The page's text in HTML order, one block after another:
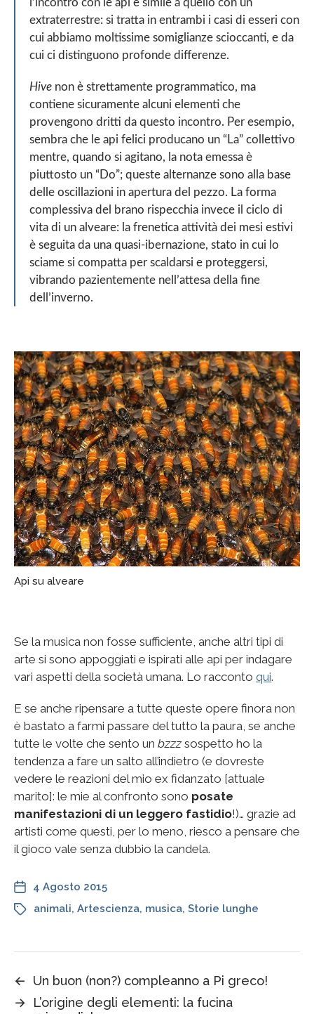
extraterrestre: si tratta in entrambi i casi di esseri con
cui abbiamo moltissime somiglianze scioccanti, e da
cui ci distinguono profonde differenze.
Hive non è strettamente programmatico, ma
contiene sicuramente alcuni elementi che
provengono dritti da questo incontro. Per esempio,
sembra che le api felici producano un “La” collettivo
mentre, quando si agitano, la nota emessa è
piuttosto un “Do”; queste alternanze sono alla base
delle oscillazioni in apertura del pezzo. La forma
complessiva del brano rispecchia invece il ciclo di
vita di un alveare: la frenetica attività dei mesi estivi
è seguita da una quasi-ibernazione, stato in cui lo
sciame si compatta per scaldarsi e proteggersi,
vibrando pazientemente nell’attesa della fine
dell’inverno.
Api su alveare
Se la musica non fosse sufficiente, anche altri tipi di
arte si sono appoggiati e ispirati alle api per indagare
vari aspetti della società umana. Lo racconto qui.
E se anche ripensare a tutte queste opere finora non
è bastato a farmi passare del tutto la paura, se anche
tutte le volte che sento un bzzz sospetto ho la
tendenza a fare un salto all’indietro (e dovreste
vedere le reazioni del mio ex fidanzato [attuale
marito]: le mie al confronto sono posate
manifestazioni di un leggero fastidio!)… grazie ad
artisti come questi, per lo meno, riesco a pensare che
il gioco vale senza dubbio la candela.
4 Agosto 2015
animali, Artescienza, musica, Storie lunghe
←
Un buon (non?) compleanno a Pi greco!
→
L’origine degli elementi: la fucina